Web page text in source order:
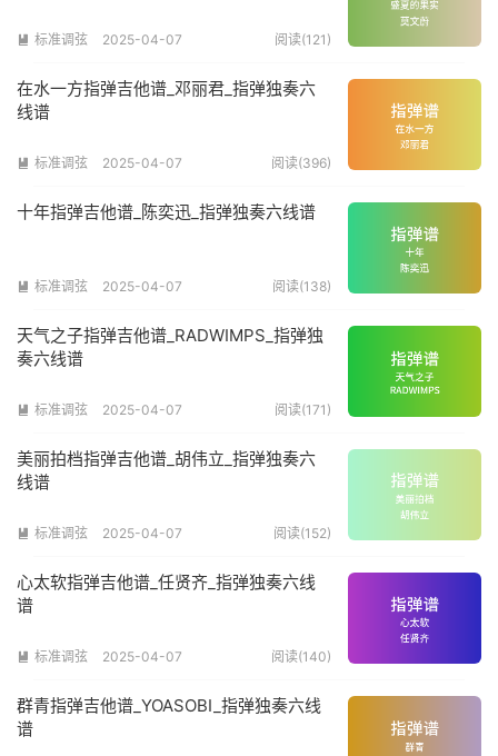
 标准调弦 2025-04-07 阅读(121)
在水一方指弹吉他谱_邓丽君_指弹独奏六
线谱
 标准调弦 2025-04-07 阅读(396)
十年指弹吉他谱_陈奕迅_指弹独奏六线谱
 标准调弦 2025-04-07 阅读(138)
天气之子指弹吉他谱_RADWIMPS_指弹独
奏六线谱
 标准调弦 2025-04-07 阅读(171)
美丽拍档指弹吉他谱_胡伟立_指弹独奏六
线谱
 标准调弦 2025-04-07 阅读(152)
心太软指弹吉他谱_任贤齐_指弹独奏六线
谱
 标准调弦 2025-04-07 阅读(140)
群青指弹吉他谱_YOASOBI_指弹独奏六线
谱